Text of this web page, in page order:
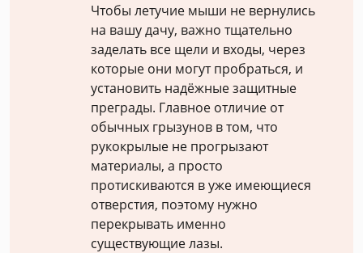
Чтобы летучие мыши не вернулись
на вашу дачу, важно тщательно
заделать все щели и входы, через
которые они могут пробраться, и
установить надёжные защитные
преграды. Главное отличие от
обычных грызунов в том, что
рукокрылые не прогрызают
материалы, а просто
протискиваются в уже имеющиеся
отверстия, поэтому нужно
перекрывать именно
существующие лазы.